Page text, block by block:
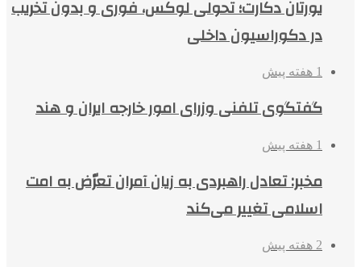
یورتان دکارت؛ تحولی لوکس، فوری و بدون تخریب
در دکوراسیون داخلی
1 هفته پیش
گفتگوی تلفنی وزرای امور خارجه ایران و هند
1 هفته پیش
مخبر: تعادل راهبردی به زیان آمران تعرّض به امت
اسلامی تغییر می‌کند
2 هفته پیش